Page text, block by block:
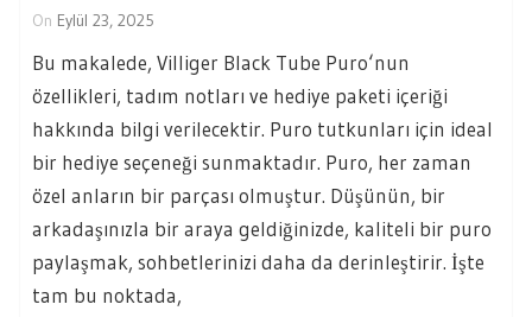
On Eylül 23, 2025
Bu makalede, Villiger Black Tube Puro‘nun
özellikleri, tadım notları ve hediye paketi içeriği
hakkında bilgi verilecektir. Puro tutkunları için ideal
bir hediye seçeneği sunmaktadır. Puro, her zaman
özel anların bir parçası olmuştur. Düşünün, bir
arkadaşınızla bir araya geldiğinizde, kaliteli bir puro
paylaşmak, sohbetlerinizi daha da derinleştirir. İşte
tam bu noktada,